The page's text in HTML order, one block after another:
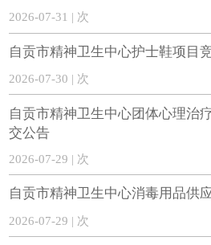
2026-07-31 | 次
自贡市精神卫生中心护士鞋项目
2026-07-30 | 次
自贡市精神卫生中心团体心理治
交公告
2026-07-29 | 次
自贡市精神卫生中心消毒用品供
2026-07-29 | 次